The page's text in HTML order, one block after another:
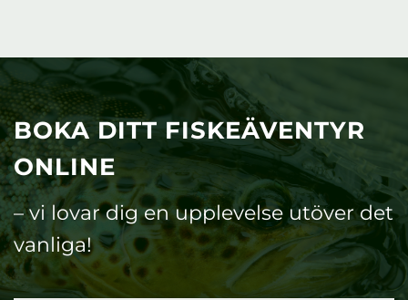
BOKA DITT FISKEÄVENTYR
ONLINE
– vi lovar dig en upplevelse utöver det
vanliga!